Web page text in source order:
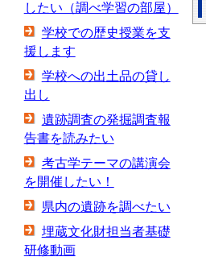
したい（調べ学習の部屋）
学校での歴史授業を支
援します
学校への出土品の貸し
出し
遺跡調査の発掘調査報
告書を読みたい
考古学テーマの講演会
を開催したい！
県内の遺跡を調べたい
埋蔵文化財担当者基礎
研修動画